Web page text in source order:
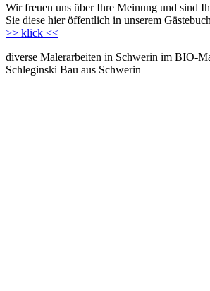
Wir freuen uns über Ihre Meinung und sind
Sie diese hier öffentlich in unserem
>> klick <<
diverse Malerarbeiten in Schwerin im BIO-
Schleginski Bau aus Schwerin